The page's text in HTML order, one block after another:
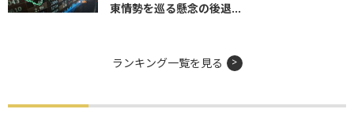
東情勢を巡る懸念の後退...
ランキング一覧を見る